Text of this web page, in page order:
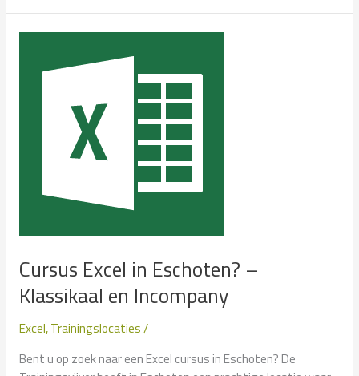
in
Esdonk?
Klassikaal
Incompany
Cursus Excel in Eschoten? –
Klassikaal en Incompany
Excel,Trainingslocaties/
Bent u op zoek naar een Excel cursus in Eschoten? De